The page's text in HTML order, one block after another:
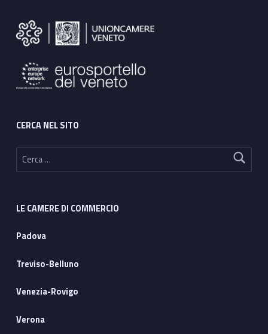
CERCA NEL SITO
Ricerca per:
LE CAMERE DI COMMERCIO
Padova
Treviso-Belluno
Venezia-Rovigo
Verona